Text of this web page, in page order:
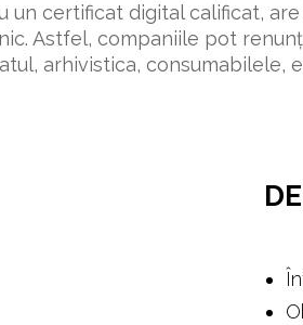
un certificat digital calificat,
Astfel, companiile pot
arhivistica, consumabilele,